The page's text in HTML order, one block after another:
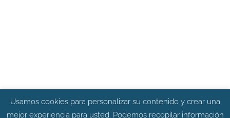
Usamos cookies para personalizar su contenido y crear una
mejor experiencia para usted. Podemos recopilar información